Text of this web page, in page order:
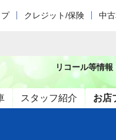
クレジット/保険 中
スタッフ紹介 お店
リコール等情報